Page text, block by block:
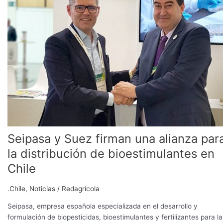
Seipasa y Suez firman una alianza
la distribución de bioestimulantes en
Chile
.Chile, Noticias / Redagrícola
Seipasa, empresa española especializada en el desarrollo y
formulación de biopesticidas, bioestimulantes y fertilizantes para la
Suez
firman
una
alianza
para
la
distribución
bioestimulantes